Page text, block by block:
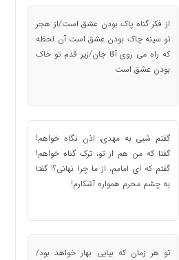
از فکر گناه پاک بودن عشق است/از هجر
تو سینه چاک بودن عشق است آن لحظه
که راه می روی آقا جان/زیر قدم تو خاک
بودن عشق است
گفتم شبی به مهدی، اذن نگاه خواهم!
گفتا که من هم از تو، ترک گناه خواهم!
گفتم که ای امامم، از ما چرا نهانی؟! گفتا
به چشم محرم همواره آشکارم!
تو هر زمان که بیایی بهار خواهد بود/